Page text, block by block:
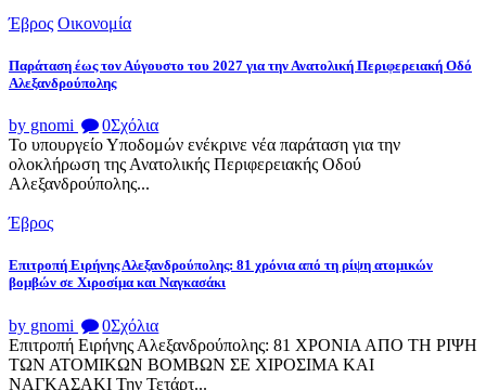
Έβρος Οικονομία
Παράταση έως τον Αύγουστο του 2027 για την Ανατολική Περιφερειακή Οδό
Αλεξανδρούπολης
by gnomi 0Σχόλια
Το υπουργείο Υποδομών ενέκρινε νέα παράταση για την
ολοκλήρωση της Ανατολικής Περιφερειακής Οδού
Αλεξανδρούπολης...
Έβρος
Επιτροπή Ειρήνης Αλεξανδρούπολης: 81 χρόνια από τη ρίψη ατομικών
βομβών σε Χιροσίμα και Ναγκασάκι
by gnomi 0Σχόλια
Επιτροπή Ειρήνης Αλεξανδρούπολης: 81 ΧΡΟΝΙΑ ΑΠΟ ΤΗ ΡΙΨΗ
ΤΩΝ ΑΤΟΜΙΚΩΝ ΒΟΜΒΩΝ ΣΕ ΧΙΡΟΣΙΜΑ ΚΑΙ
ΝΑΓΚΑΣΑΚΙ Την Τετάρτ...